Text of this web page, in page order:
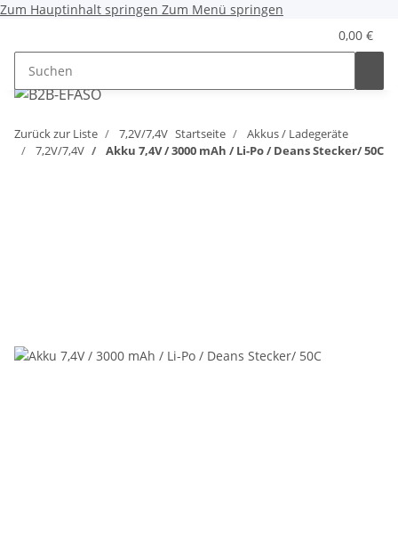
Zum Hauptinhalt springen Zum Menü springen
0,00 €
Zurück zur Liste 7,2V/7,4V Startseite
Akkus / Ladegeräte
7,2V/7,4V
Akku 7,4V / 3000 mAh / Li-Po / Deans Stecker/ 50C